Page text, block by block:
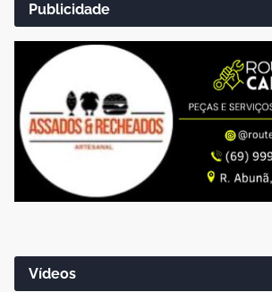
Publicidade
Vídeos